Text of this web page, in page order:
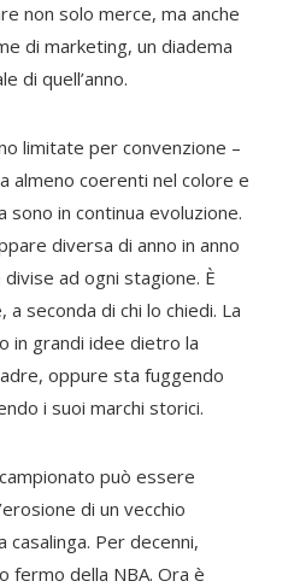
non solo merce, ma anche
di marketing, un diadema
di quell’anno.
limitate per convenzione –
almeno coerenti nel colore e
sono in continua evoluzione.
diversa di anno in anno
ad ogni stagione. È
seconda di chi lo chiedi. La
in grandi idee dietro la
oppure sta fuggendo
i suoi marchi storici.
può essere
di un vecchio
casalinga. Per decenni,
fermo della NBA. Ora è